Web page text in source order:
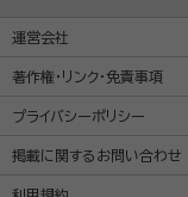
運営会社
著作権・リンク・免責事項
プライバシーポリシー
掲載に関するお問い合わせ